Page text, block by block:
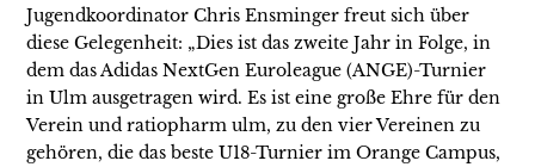
Jugendkoordinator Chris Ensminger freut sich über
diese Gelegenheit: „Dies ist das zweite Jahr in Folge, in
dem das Adidas NextGen Euroleague (ANGE)-Turnier
in Ulm ausgetragen wird. Es ist eine große Ehre für den
Verein und ratiopharm ulm, zu den vier Vereinen zu
gehören, die das beste U18-Turnier im Orange Campus,